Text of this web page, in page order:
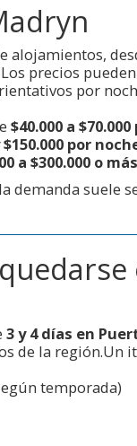
alojamientos,
precios
por
$40.000 a
$150.000 por
a $300.000 o
demanda suele
3 y 4 días en
de la región.Un
temporada)